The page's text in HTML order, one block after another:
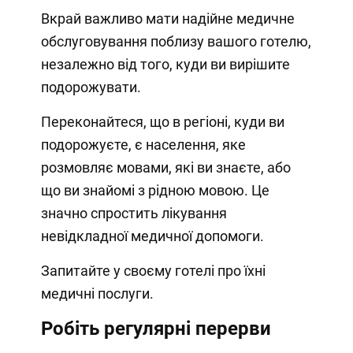
Вкрай важливо мати надійне медичне
обслуговування поблизу вашого готелю,
незалежно від того, куди ви вирішите
подорожувати.
Переконайтеся, що в регіоні, куди ви
подорожуєте, є населення, яке
розмовляє мовами, які ви знаєте, або
що ви знайомі з рідною мовою. Це
значно спростить лікування
невідкладної медичної допомоги.
Запитайте у своєму готелі про їхні
медичні послуги.
Робіть регулярні перерви